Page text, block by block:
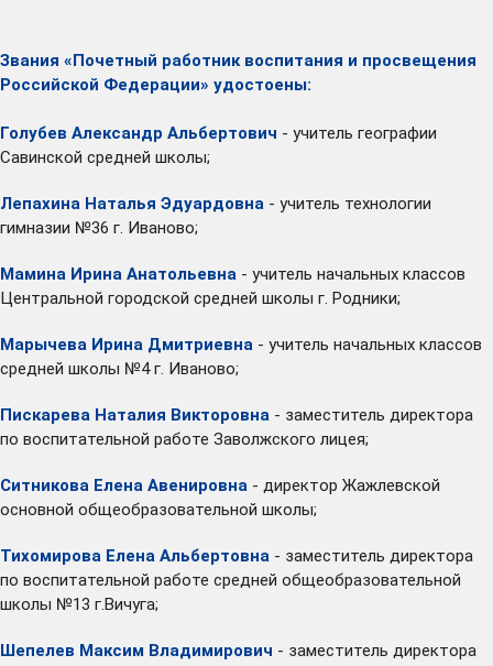
Звания «Почетный работник воспитания и просвещения
Российской Федерации» удостоены:
Голубев Александр Альбертович - учитель географии
Савинской средней школы;
Лепахина Наталья Эдуардовна - учитель технологии
гимназии №36 г. Иваново;
Мамина Ирина Анатольевна - учитель начальных классов
Центральной городской средней школы г. Родники;
Марычева Ирина Дмитриевна - учитель начальных классов
средней школы №4 г. Иваново;
Пискарева Наталия Викторовна - заместитель директора
по воспитательной работе Заволжского лицея;
Ситникова Елена Авенировна - директор Жажлевской
основной общеобразовательной школы;
Тихомирова Елена Альбертовна - заместитель директора
по воспитательной работе средней общеобразовательной
школы №13 г.Вичуга;
Шепелев Максим Владимирович - заместитель директора